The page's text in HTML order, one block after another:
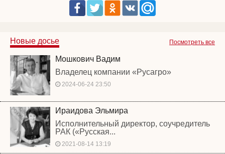
Посмотреть все
Новые досье
Мошкович Вадим
Владелец компании «Русагро»
2024-06-24 23:50
Ираидова Эльмира
Исполнительный директор, соучредитель
РАК («Русская...
2021-08-14 13:19